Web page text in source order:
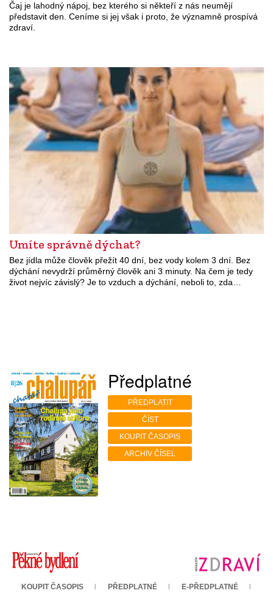
Čaj je lahodný nápoj, bez kterého si někteří z nás neumějí
představit den. Ceníme si jej však i proto, že významně prospívá
zdraví.
Umíte správně dýchat?
Bez jídla může člověk přežít 40 dní, bez vody kolem 3 dní. Bez
dýchání nevydrží průměrný člověk ani 3 minuty. Na čem je tedy
život nejvíc závislý? Je to vzduch a dýchání, neboli to, zda…
Předplatné
PŘEDPLATIT
ČÍST
KOUPIT ČASOPIS
ARCHIV ČÍSEL
KOUPIT ČASOPIS PŘEDPLATNÉ E-PŘEDPLATNÉ